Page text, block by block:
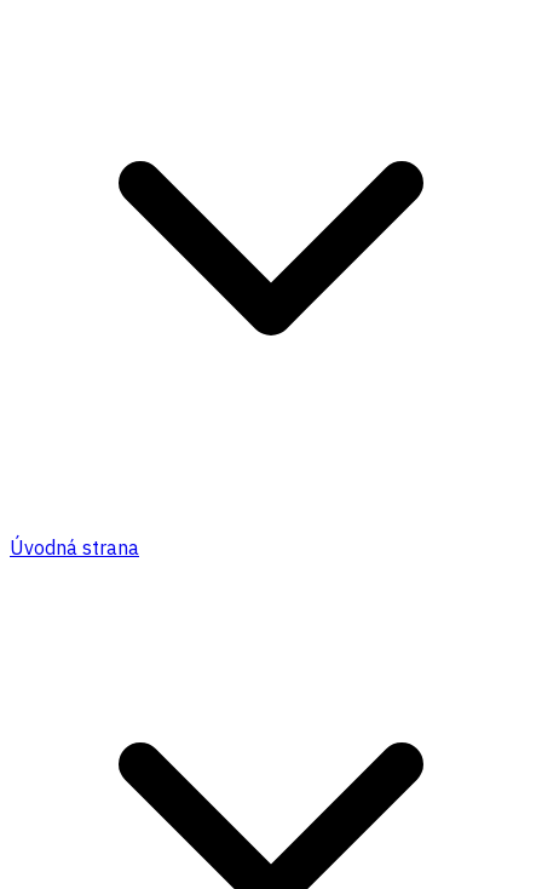
Úvodná strana